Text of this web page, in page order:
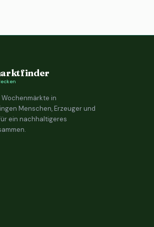
in
Menschen, Erzeuger und
ein nachhaltigeres